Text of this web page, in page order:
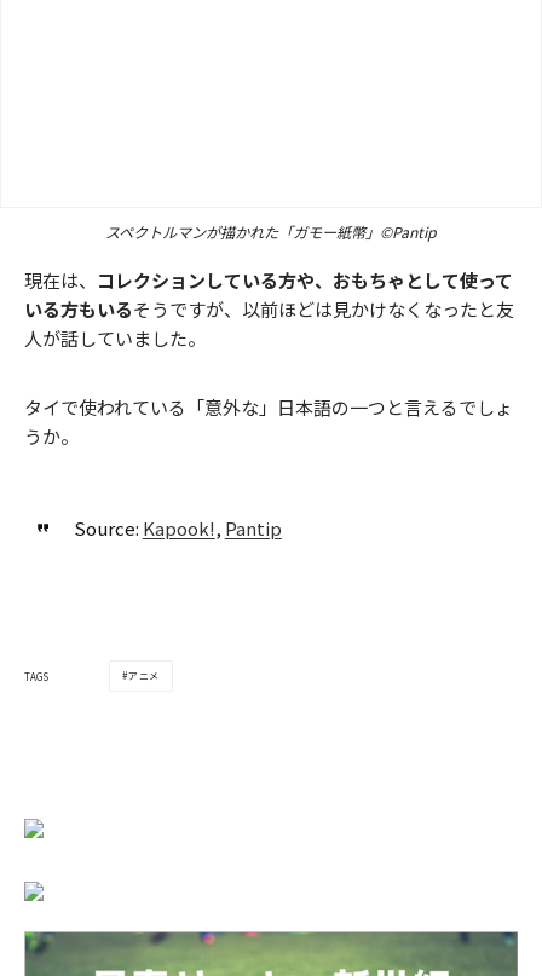
スペクトルマンが描かれた「ガモー紙幣」©Pantip
現在は、 コレクションしている方や、おもちゃとして使って
いる方もいるそうですが、以前ほどは見かけなくなったと友
人が話していました。
タイで使われている「意外な」日本語の一つと言えるでしょ
うか。
Source: Kapook!, Pantip
TAGS アニメ